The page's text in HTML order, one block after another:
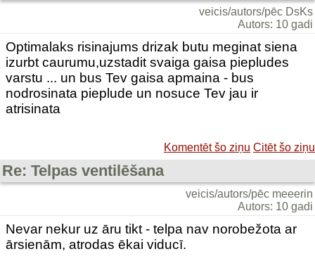
veicis/autors/pēc DsKs
Autors: 10 gadi
Optimalaks risinajums drizak butu meginat siena
izurbt caurumu,uzstadit svaiga gaisa piepludes
varstu ... un bus Tev gaisa apmaina - bus
nodrosinata pieplude un nosuce Tev jau ir
atrisinata
Komentēt šo ziņu Citēt šo ziņu
Re: Telpas ventilēšana
veicis/autors/pēc meeerin
Autors: 10 gadi
Nevar nekur uz āru tikt - telpa nav norobežota ar
ārsienām, atrodas ēkai viducī.